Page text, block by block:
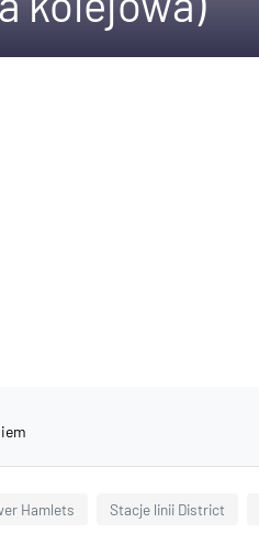
Hamlets Stacje linii District